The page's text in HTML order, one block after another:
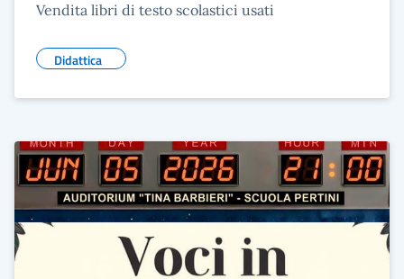
Vendita libri di testo scolastici usati
Didattica